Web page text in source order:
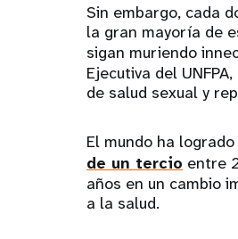
Sin embargo, cada
la gran mayoría de
sigan muriendo
Ejecutiva del
de salud sexual y
El mundo ha
de un tercio entre
años en un cambio
a la salud.